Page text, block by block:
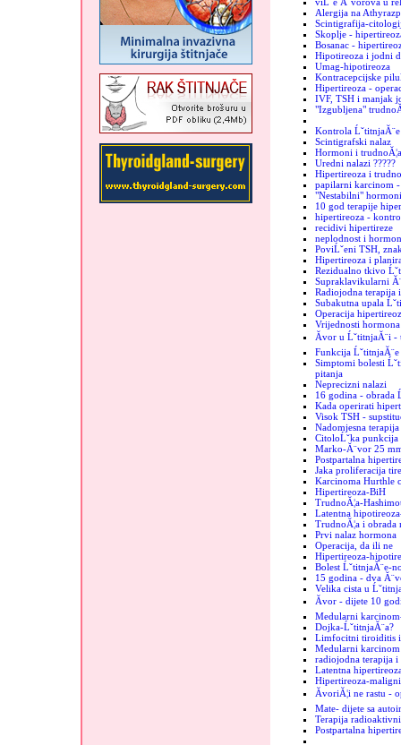
Alergija na
Scintigrafija-
Skoplje -
Bosanac -
Hipotireoza i jodni
Umag-hipotireoza
Kontracepcijske
Hipertireoza -
IVF, TSH i manjak
"Izgubljena"
Kontrola
Scintigrafski nalaz
Hormoni i trudnoĂ¦a
Uredni nalazi ?????
Hipertireoza i
papilarni karcinom
"Nestabilni" hormoni
10 god terapije
hipertireoza -
recidivi hipertireze
neplodnost i
PoviĹˇeni TSH,
Hipertireoza i
Rezidualno tkivo
Supraklavikularni
Radiojodna terapija
Subakutna upala
Operacija
Vrijednosti hormona
Ăvor u ĹˇtitnjaĂ¨i -
Funkcija ĹˇtitnjaĂ¨e
Simptomi bolesti
pitanja
Neprecizni nalazi
16 godina - obrada
Kada operirati
Visok TSH -
Nadomjesna
CitoloĹˇka punkcija
Marko-Ă¨vor 25
Postpartalna
Jaka proliferacija
Karcinoma Hurthle
Hipertireoza-BiH
TrudnoĂ¦a-
Latentna
TrudnoĂ¦a i obrada
Prvi nalaz hormona
Operacija, da ili ne
Hipertireoza-
Bolest ĹˇtitnjaĂ¨e-
15 godina - dva
Velika cista u
Ăvor - dijete 10
Medularni
Dojka-ĹˇtitnjaĂ¨a?
Limfocitni tiroiditis i
Medularni
radiojodna terapija i
Latentna
Hipertireoza-
ĂvoriĂ¦i ne rastu -
Mate- dijete sa
Terapija
Postpartalna